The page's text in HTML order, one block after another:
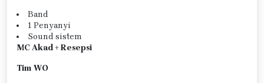
Band
1 Penyanyi
Sound sistem
MC Akad + Resepsi
Tim WO